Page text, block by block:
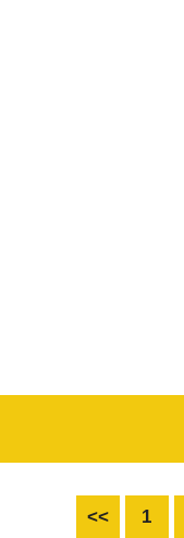
<< 1